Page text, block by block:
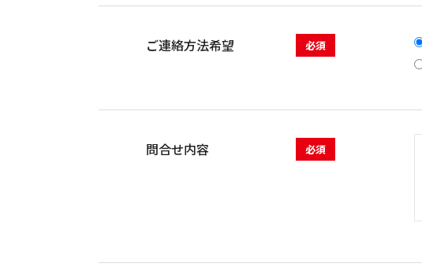
ご連絡方法希望 必須
問合せ内容 必須